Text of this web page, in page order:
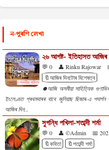
ন-পুৰণি লেখা
২৬ আগষ্ট- ইতিহাসত আজিৰ
💬 0 👤 Rinku Rajowar
🔖আজিৰ দিনটোৰ বিশেষত্ব
⏺️আজি অসমীয়া সাহিত্যিক
ইংলেণ্ডত প্ৰথমবাৰৰ বাবে জুলিয়াছ ছিজাৰ-এ
আজিৰ দিন...
সুগন্ধি পখিলা-শতাব্দী শৰ্মা
💬 0 👤 ©Admin
📅
🔖কবিতা
🔖শতাব্দী শৰ্মা